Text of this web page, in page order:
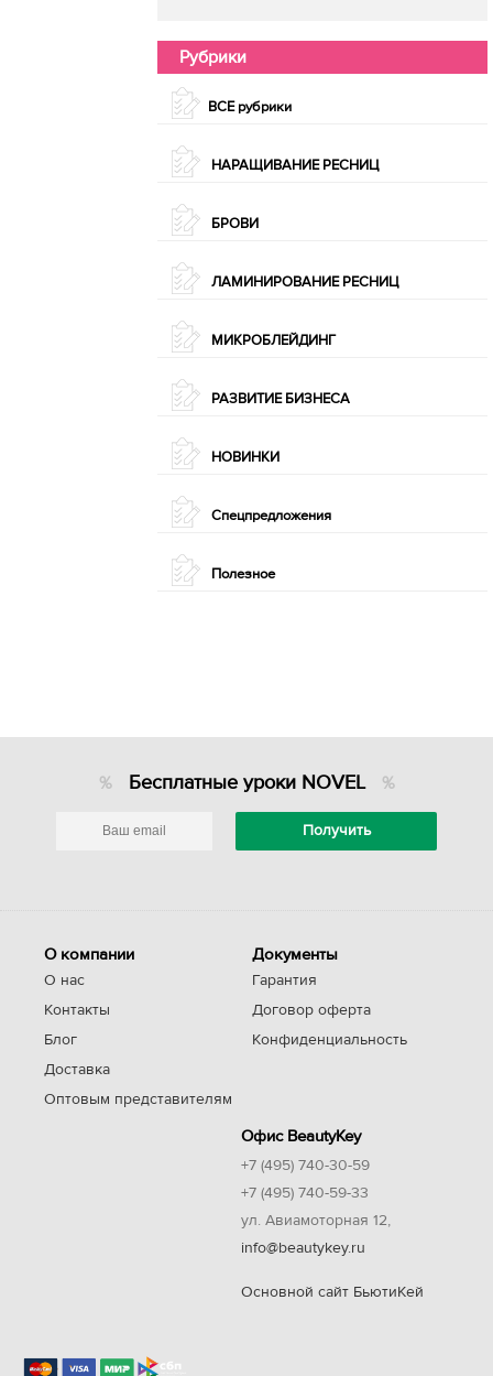
Рубрики
ВСЕ рубрики
НАРАЩИВАНИЕ РЕСНИЦ
БРОВИ
ЛАМИНИРОВАНИЕ РЕСНИЦ
МИКРОБЛЕЙДИНГ
РАЗВИТИЕ БИЗНЕСА
НОВИНКИ
Спецпредложения
Полезное
Бесплатные уроки NOVEL
О компании
О нас
Контакты
Блог
Доставка
Оптовым представителям
Документы
Гарантия
Договор оферта
Конфиденциальность
Офис BeautyKey
+7 (495) 740-30-59
+7 (495) 740-59-33
ул. Авиамоторная 12,
info@beautykey.ru
Основной сайт БьютиКей